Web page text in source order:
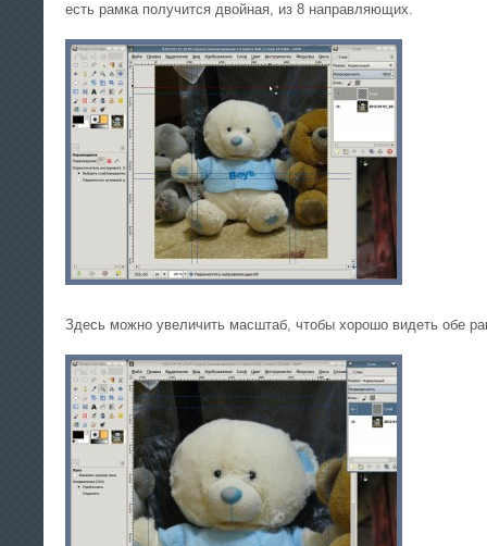
есть рамка получится двойная, из 8 направляющих.
Здесь можно увеличить масштаб, чтобы хорошо видеть обе